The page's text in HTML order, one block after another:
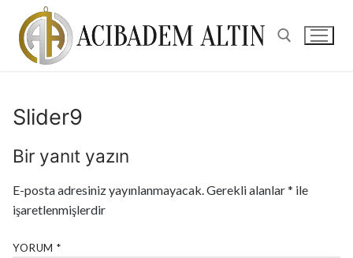
Slider9
Bir yanıt yazın
E-posta adresiniz yayınlanmayacak.Gerekli alanlar* ile
işaretlenmişlerdir
YORUM *